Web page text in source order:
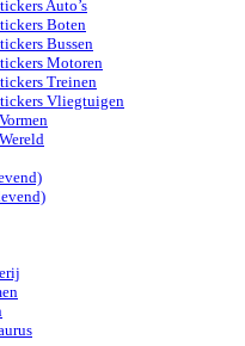
Auto’s
Boten
Bussen
Motoren
Treinen
Vliegtuigen